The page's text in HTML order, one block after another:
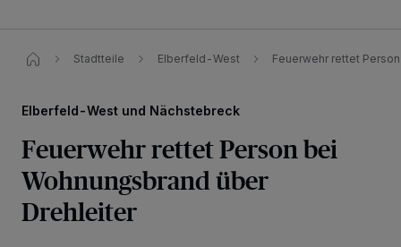
Stadtteile Elberfeld-West Feuerwehr rettet
Elberfeld-West und Nächstebreck
Feuerwehr rettet Person bei
Wohnungsbrand über
Drehleiter